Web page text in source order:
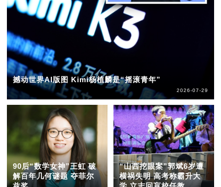
撼动世界AI版图 Kimi杨植麟是“摇滚青年”
2026-07-29
90后“数学女神”王虹 破
解百年几何谜题 夺菲尔
“山西挖眼案”郭斌6岁遭
横祸失明 高考称霸升大